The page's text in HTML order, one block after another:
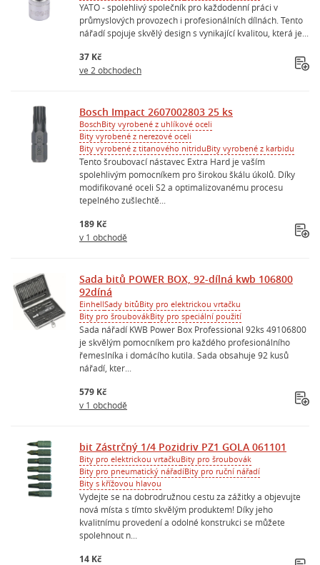
YATO - spolehlivý společník pro každodenní práci v
průmyslových provozech i profesionálních dílnách. Tento
nářadí spojuje skvělý design s vynikající kvalitou, která je...
37 Kč
ve 2 obchodech
Bosch Impact 2607002803 25 ks
BoschBity vyrobené z uhlíkové oceli
Bity vyrobené z nerezové oceli
Bity vyrobené z titanového nitriduBity vyrobené z karbidu
Tento šroubovací nástavec Extra Hard je vaším
spolehlivým pomocníkem pro širokou škálu úkolů. Díky
modifikované oceli S2 a optimalizovanému procesu
tepelného zušlechtě...
189 Kč
v 1 obchodě
Sada bitů POWER BOX, 92-dílná kwb 106800
92díná
EinhellSady bitůBity pro elektrickou vrtačku
Bity pro šroubovákBity pro speciální použití
Sada nářadí KWB Power Box Professional 92ks 49106800
je skvělým pomocníkem pro každého profesionálního
řemeslníka i domácího kutila. Sada obsahuje 92 kusů
nářadí, kter...
579 Kč
v 1 obchodě
bit Zástrčný 1/4 Pozidriv PZ1 GOLA 061101
Bity pro elektrickou vrtačkuBity pro šroubovák
Bity pro pneumatický nářadíBity pro ruční nářadí
Bity s křížovou hlavou
Vydejte se na dobrodružnou cestu za zážitky a objevujte
nová místa s tímto skvělým produktem! Díky jeho
kvalitnímu provedení a odolné konstrukci se můžete
spolehnout n...
14 Kč